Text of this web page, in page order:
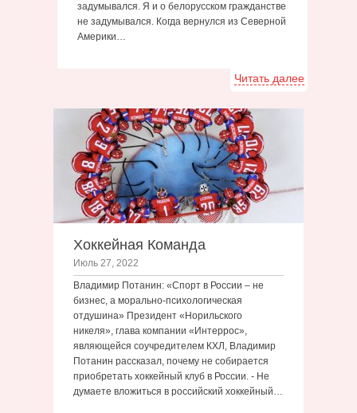
задумывался. Я и о белорусском гражданстве
не задумывался. Когда вернулся из Северной
Америки…
Читать далее
Хоккейная Команда
Июль 27, 2022
Владимир Потанин: «Спорт в России – не
бизнес, а морально-психологическая
отдушина» Президент «Норильского
никеля», глава компании «Интеррос»,
являющейся соучредителем КХЛ, Владимир
Потанин рассказал, почему не собирается
приобретать хоккейный клуб в России. - Не
думаете вложиться в российский хоккейный…